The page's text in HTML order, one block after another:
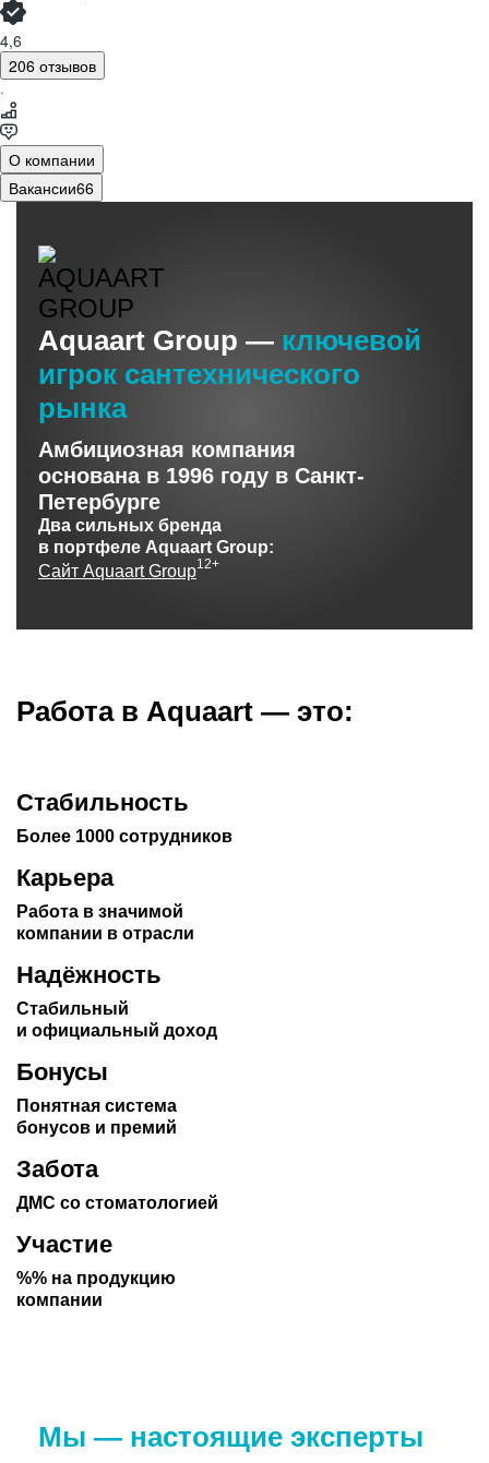
4,6
206 отзывов
·
О компании
Вакансии66
Aquaart Group — ключевой
игрок сантехнического
рынка
Амбициозная компания
основана в 1996 году в Санкт-
Петербурге
Два сильных бренда
в портфеле Aquaart Group:
Сайт Aquaart Group
Работа в Aquaart — это:
Стабильность
Более 1000 сотрудников
Карьера
Работа в значимой
компании в отрасли
Надёжность
Стабильный
и официальный доход
Бонусы
Понятная система
бонусов и премий
Забота
ДМС со стоматологией
Участие
%% на продукцию
компании
Мы — настоящие эксперты